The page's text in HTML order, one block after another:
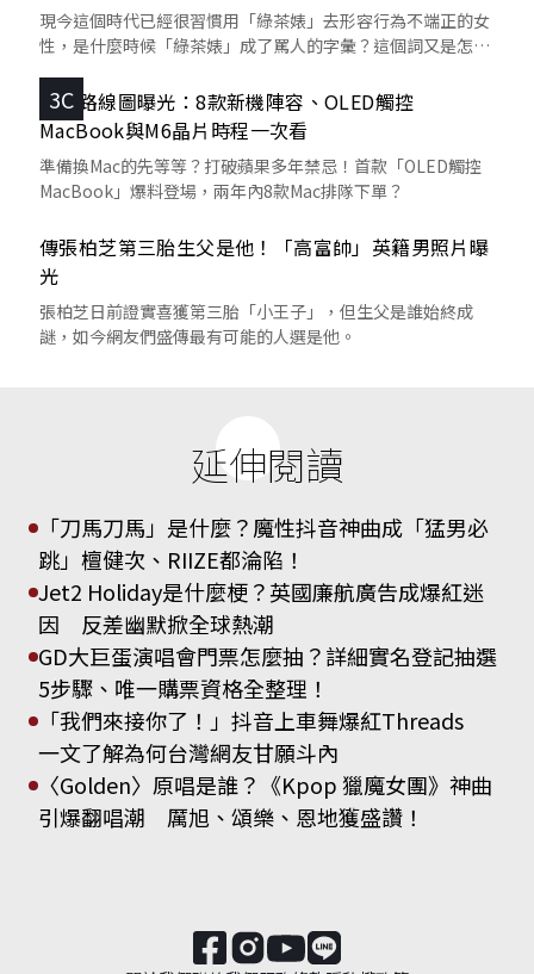
現今這個時代已經很習慣用「綠茶婊」去形容行為不端正的女
性，是什麼時候「綠茶婊」成了罵人的字彙？這個詞又是怎麼
3C
蘋果路線圖曝光：8款新機陣容、OLED觸控
MacBook與M6晶片時程一次看
準備換Mac的先等等？打破蘋果多年禁忌！首款「OLED觸控
MacBook」爆料登場，兩年內8款Mac排隊下單？
傳張柏芝第三胎生父是他！「高富帥」英籍男照片曝
光
張柏芝日前證實喜獲第三胎「小王子」，但生父是誰始終成
謎，如今網友們盛傳最有可能的人選是他。
延伸閱讀
「刀馬刀馬」是什麼？魔性抖音神曲成「猛男必
跳」檀健次、RIIZE都淪陷！
Jet2 Holiday是什麼梗？英國廉航廣告成爆紅迷
因 反差幽默掀全球熱潮
GD大巨蛋演唱會門票怎麼抽？詳細實名登記抽選
5步驟、唯一購票資格全整理！
「我們來接你了！」抖音上車舞爆紅Threads
一文了解為何台灣網友甘願斗內
〈Golden〉原唱是誰？《Kpop 獵魔女團》神曲
引爆翻唱潮 厲旭、頌樂、恩地獲盛讚！